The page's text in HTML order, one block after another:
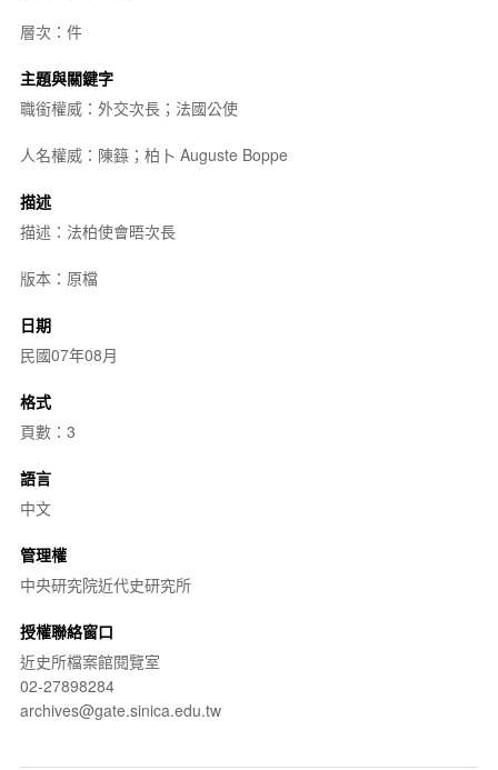
層次：件
主題與關鍵字
職銜權威：外交次長；法國公使
人名權威：陳籙；柏卜 Auguste Boppe
描述
描述：法柏使會晤次長
版本：原檔
日期
民國07年08月
格式
頁數：3
語言
中文
管理權
中央研究院近代史研究所
授權聯絡窗口
近史所檔案館閱覽室
02-27898284
archives@gate.sinica.edu.tw